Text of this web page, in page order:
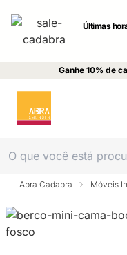
Últimas
Ganhe 10% de
Abra Cadabra Móveis